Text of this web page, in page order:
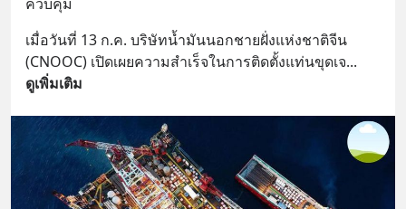
ควบคุม
เมื่อวันที่ 13 ก.ค. บริษัทน้ำมันนอกชายฝั่งแห่งชาติจีน
(CNOOC) เปิดเผยความสำเร็จในการติดตั้งแท่นขุดเจ...
ดูเพิ่มเติม